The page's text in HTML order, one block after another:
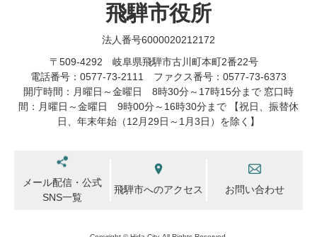
飛騨市役所
法人番号6000020212172
〒509-4292 岐阜県飛騨市古川町本町2番22号
電話番号：0577-73-2111 ファクス番号：0577-73-6373
開庁時間：月曜日～金曜日 8時30分～17時15分まで 窓口時
間：月曜日～金曜日 9時00分～16時30分まで 【祝日、振替休
日、年末年始（12月29日～1月3日）を除く】
メール配信・公式
SNS一覧
飛騨市へのアクセス お問い合わせ